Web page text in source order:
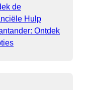
de
Hulp
Ontdek